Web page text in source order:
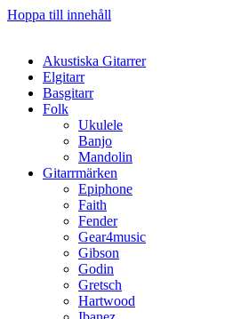
Hoppa till innehåll
Akustiska Gitarrer
Elgitarr
Basgitarr
Folk
Ukulele
Banjo
Mandolin
Gitarrmärken
Epiphone
Faith
Fender
Gear4music
Gibson
Godin
Gretsch
Hartwood